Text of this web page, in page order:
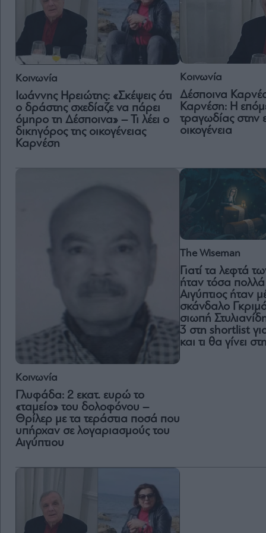
Κοινωνία
Ιωάννης Ηρειώτης: «Σκέψεις ότι
ο δράστης σχεδίαζε να πάρει
όμηρο τη Δέσποινα» – Τι λέει ο
δικηγόρος της οικογένειας
Καρνέση
Κοινωνία
Δέσποινα
Καρνέση: Η
τραγωδίας στην
οικογένεια
Κοινωνία
Γλυφάδα: 2 εκατ. ευρώ το
«ταμείο» του δολοφόνου –
Θρίλερ με τα τεράστια ποσά που
υπήρχαν σε λογαριασμούς του
Αιγύπτιου
The Wiseman
Γιατί τα λεφτά
ήταν τόσα πολλά
Αιγύπτιος ήταν
σκάνδαλο
σιωπή
3 στη shortlist
και τι θα γίνει